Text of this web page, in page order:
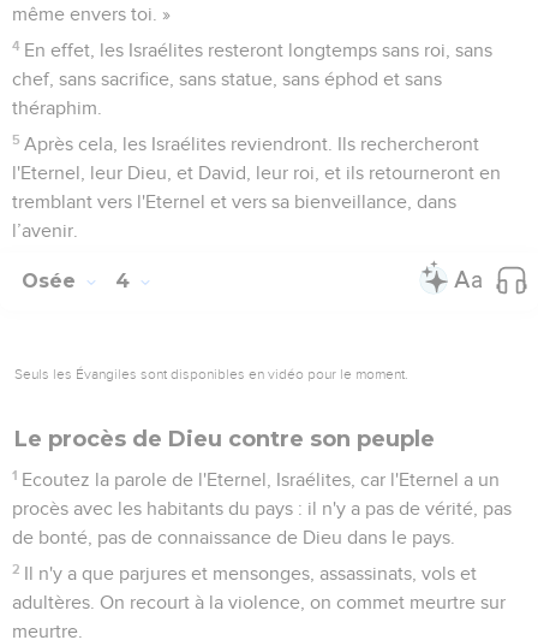
Le jour de la réconciliation
18 » Ce jour-là, déclare l'Eternel, tu m'appelleras : ‘Mon
mari’et tu ne m'appelleras plus : ‘Mon maître !’
19 » J’enlèverai de sa bouche les noms des Baals, si bien
qu’on ne se souviendra même plus de leur nom.
20 Ce jour-là, je conclurai pour eux une alliance avec les
bêtes sauvages, les oiseaux du ciel et les reptiles de la terre ;
je briserai dans le pays l'arc, l'épée et la guerre, et je les ferai
par la justice, la droiture, la bonté et la compassion,
l'Eternel.
ciel et il répondra à la terre ;
la terre répondra au blé, au vin nouveau et à l'huile, et ils
*Je planterai Lo-Ruchama pour moi dans le pays et j’aurai
compassion d’elle. Je dirai à Lo-Ammi : ‘Tu es mon